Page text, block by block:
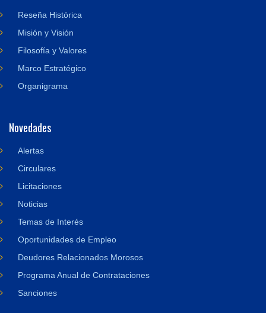
Reseña Histórica
Misión y Visión
Filosofía y Valores
Marco Estratégico
Organigrama
Novedades
Alertas
Circulares
Licitaciones
Noticias
Temas de Interés
Oportunidades de Empleo
Deudores Relacionados Morosos
Programa Anual de Contrataciones
Sanciones